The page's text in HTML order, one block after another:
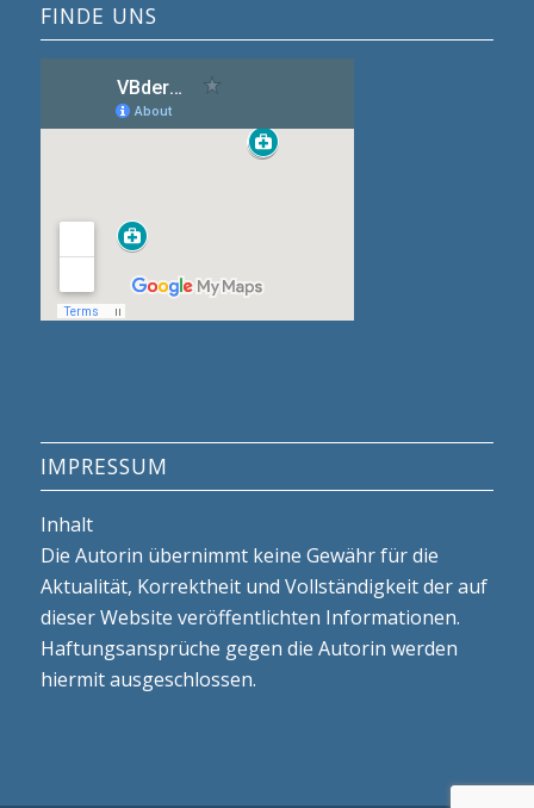
FINDE UNS
IMPRESSUM
Inhalt
Die Autorin übernimmt keine Gewähr für die
Aktualität, Korrektheit und Vollständigkeit der auf
dieser Website veröffentlichten Informationen.
Haftungsansprüche gegen die Autorin werden
hiermit ausgeschlossen.